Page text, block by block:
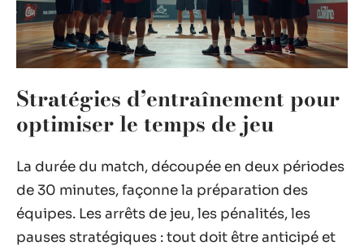
Stratégies d’entraînement pour
optimiser le temps de jeu
La durée du match, découpée en deux périodes
de 30 minutes, façonne la préparation des
équipes. Les arrêts de jeu, les pénalités, les
pauses stratégiques : tout doit être anticipé et